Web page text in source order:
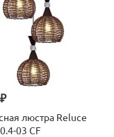
люстра Reluce
03 CF